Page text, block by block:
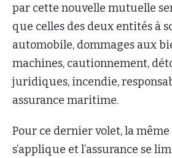
par cette nouvelle mutuelle
que celles des deux entités à
automobile, dommages aux
machines, cautionnement,
juridiques, incendie,
assurance maritime.
Pour ce dernier volet, la
s’applique et l’assurance se